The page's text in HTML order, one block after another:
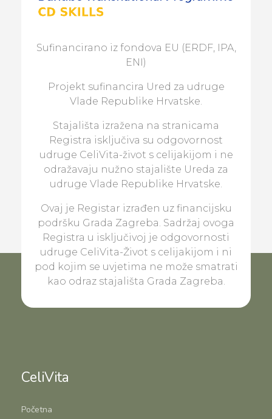
Sufinancirano iz fondova EU (ERDF, IPA,
ENI)
Projekt sufinancira Ured za udruge
Vlade Republike Hrvatske.
Stajališta izražena na stranicama
Registra isključiva su odgovornost
udruge CeliVita-život s celijakijom i ne
odražavaju nužno stajalište Ureda za
udruge Vlade Republike Hrvatske.
Ovaj je Registar izrađen uz financijsku
podršku Grada Zagreba. Sadržaj ovoga
Registra u isključivoj je odgovornosti
udruge CeliVita-Život s celijakijom i ni
pod kojim se uvjetima ne može smatrati
kao odraz stajališta Grada Zagreba.
CeliVita
Početna